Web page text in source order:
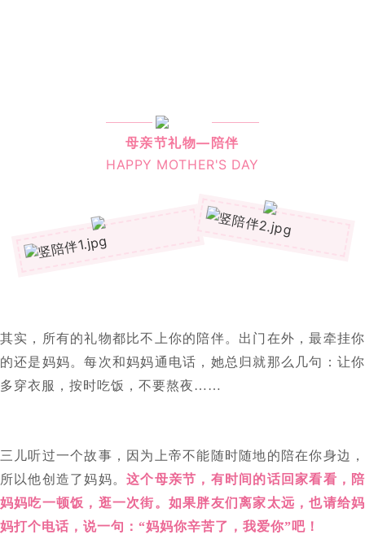
母亲节礼物—陪伴
HAPPY MOTHER'S DAY
其实，所有的礼物都比不上你的陪伴。出门在外，最牵挂你
的还是妈妈。每次和妈妈通电话，她总归就那么几句：让你
多穿衣服，按时吃饭，不要熬夜……
三儿听过一个故事，因为上帝不能随时随地的陪在你身边，
所以他创造了妈妈。这个母亲节，有时间的话回家看看，陪
妈妈吃一顿饭，逛一次街。如果胖友们离家太远，也请给妈
妈打个电话，说一句：“妈妈你辛苦了，我爱你”吧！